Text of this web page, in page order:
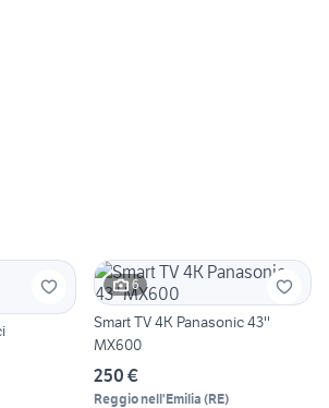
6
Smart TV 4K Panasonic 43''
MX600
250 €
Reggio nell'Emilia (RE)